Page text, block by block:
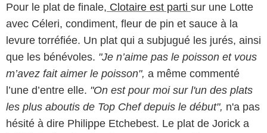
Pour le plat de finale, Clotaire est parti sur une Lotte
avec Céleri, condiment, fleur de pin et sauce à la
levure torréfiée. Un plat qui a subjugué les jurés, ainsi
que les bénévoles. "Je n’aime pas le poisson et vous
m’avez fait aimer le poisson", a même commenté
l’une d’entre elle. "On est pour moi sur l'un des plats
les plus aboutis de Top Chef depuis le début", n'a pas
hésité à dire Philippe Etchebest. Le plat de Jorick a